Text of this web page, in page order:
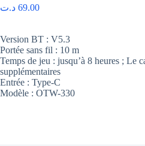
69.00 د.ت
Version BT : V5.3
Portée sans fil : 10 m
Temps de jeu : jusqu’à 8 heures ; Le
supplémentaires
Entrée : Type-C
Modèle : OTW-330